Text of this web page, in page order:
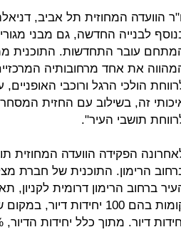
הוועדה המחוזית תל אביב,
לבנייה החדשה, גם מבני
עובר התחדשות. התוכנית
את אחד מרחובותיה
הולכי הרגל ורוכבי
זה, בשילוב עם החזית
תושבי העיר".
הפקידה הוועדה המחוזית